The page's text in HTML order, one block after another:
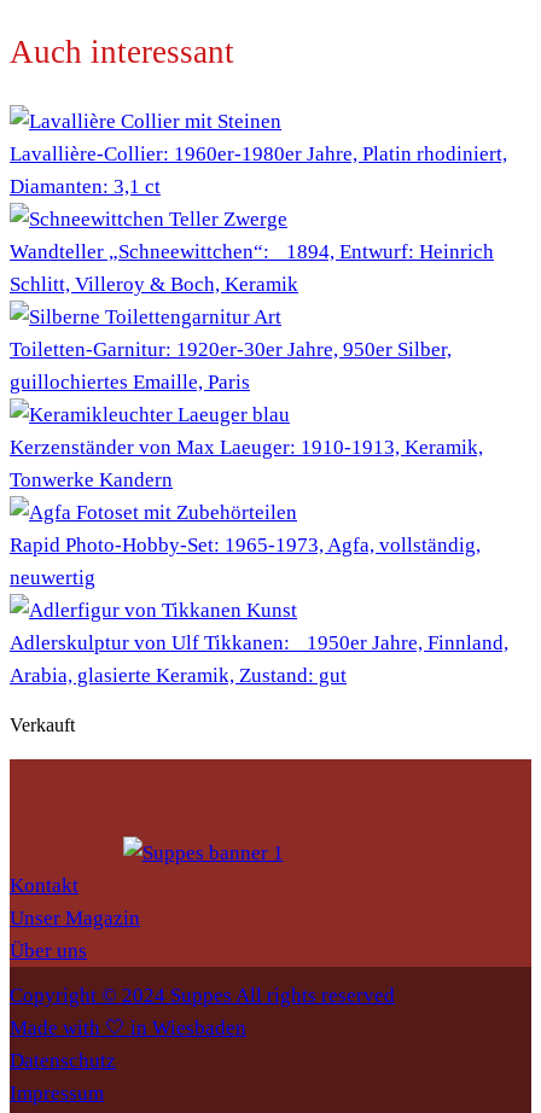
Auch interessant
Lavallière-Collier: 1960er-1980er Jahre, Platin rhodiniert,
Diamanten: 3,1 ct
Wandteller „Schneewittchen“: 1894, Entwurf: Heinrich
Schlitt, Villeroy & Boch, Keramik
Toiletten-Garnitur: 1920er-30er Jahre, 950er Silber,
guillochiertes Emaille, Paris
Kerzenständer von Max Laeuger: 1910-1913, Keramik,
Tonwerke Kandern
Rapid Photo-Hobby-Set: 1965-1973, Agfa, vollständig,
neuwertig
Adlerskulptur von Ulf Tikkanen: 1950er Jahre, Finnland,
Arabia, glasierte Keramik, Zustand: gut
Verkauft
Kontakt
Unser Magazin
Über uns
Copyright © 2024 Suppes All rights reserved
Made with 🤍 in Wiesbaden
Datenschutz
Impressum